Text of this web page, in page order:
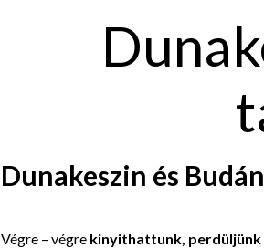
Dunakeszin és Budán
Végre – végre kinyithattunk, perdüljünk